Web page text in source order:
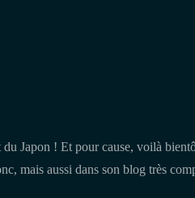
du Japon ! Et pour cause, voilà
mais aussi dans son blog très